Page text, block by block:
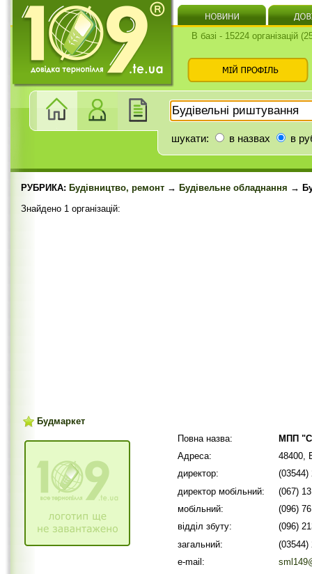
В базі - 15224 організацій
шукати: в назвах в
РУБРИКА: Будівництво, ремонт → Будівельне обладнання →
Знайдено 1 організацій:
Будмаркет
Повна назва:
МПП
Адреса:
48400,
директор:
(03544)
директор мобільний:
(067)
мобільний:
(096)
відділ збуту:
(096)
загальний:
(03544)
e-mail: